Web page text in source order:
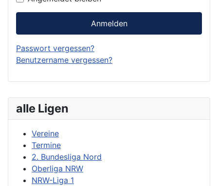
alle Ligen
Vereine
Termine
2. Bundesliga Nord
Oberliga NRW
NRW-Liga 1
Anmelden
Passwort vergessen?
Benutzername vergessen?